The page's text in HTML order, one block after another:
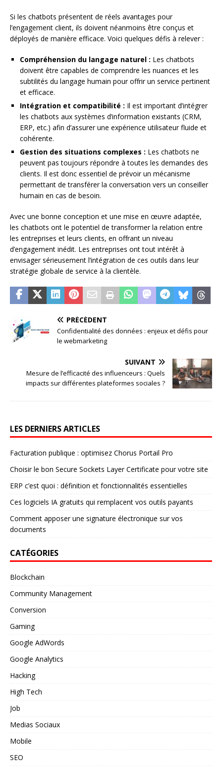
Si les chatbots présentent de réels avantages pour
l’engagement client, ils doivent néanmoins être conçus et
déployés de manière efficace. Voici quelques défis à relever :
Compréhension du langage naturel : Les chatbots
doivent être capables de comprendre les nuances et les
subtilités du langage humain pour offrir un service pertinent
et efficace.
Intégration et compatibilité : Il est important d’intégrer
les chatbots aux systèmes d’information existants (CRM,
ERP, etc.) afin d’assurer une expérience utilisateur fluide et
cohérente.
Gestion des situations complexes : Les chatbots ne
peuvent pas toujours répondre à toutes les demandes des
clients. Il est donc essentiel de prévoir un mécanisme
permettant de transférer la conversation vers un conseiller
humain en cas de besoin.
Avec une bonne conception et une mise en œuvre adaptée,
les chatbots ont le potentiel de transformer la relation entre
les entreprises et leurs clients, en offrant un niveau
d’engagement inédit. Les entreprises ont tout intérêt à
envisager sérieusement l’intégration de ces outils dans leur
stratégie globale de service à la clientèle.
PRÉCÉDENT
Confidentialité des données : enjeux et défis pour
le webmarketing
SUIVANT
Mesure de l’efficacité des influenceurs : Quels
impacts sur différentes plateformes sociales ?
LES DERNIERS ARTICLES
Facturation publique : optimisez Chorus Portail Pro
Choisir le bon Secure Sockets Layer Certificate pour votre site
ERP c’est quoi : définition et fonctionnalités essentielles
Ces logiciels IA gratuits qui remplacent vos outils payants
Comment apposer une signature électronique sur vos
documents
CATÉGORIES
Blockchain
Community Management
Conversion
Gaming
Google AdWords
Google Analytics
Hacking
High Tech
Job
Medias Sociaux
Mobile
SEO